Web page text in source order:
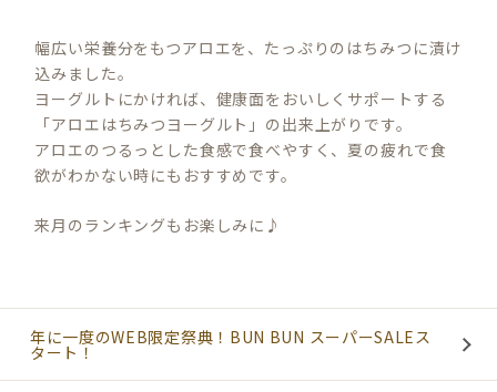
幅広い栄養分をもつアロエを、たっぷりのはちみつに漬け
込みました。
ヨーグルトにかければ、健康面をおいしくサポートする
「アロエはちみつヨーグルト」の出来上がりです。
アロエのつるっとした食感で食べやすく、夏の疲れで食
欲がわかない時にもおすすめです。
来月のランキングもお楽しみに♪
年に一度のWEB限定祭典！BUN BUN スーパーSALEス
タート！